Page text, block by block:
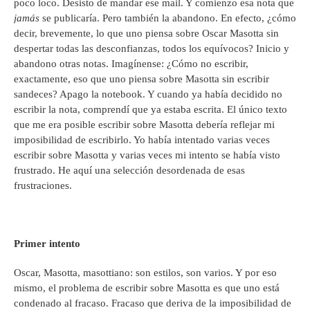
poco loco. Desisto de mandar ese mail. Y comienzo esa nota que
jamás se publicaría. Pero también la abandono. En efecto, ¿cómo
decir, brevemente, lo que uno piensa sobre Oscar Masotta sin
despertar todas las desconfianzas, todos los equívocos? Inicio y
abandono otras notas. Imagínense: ¿Cómo no escribir,
exactamente, eso que uno piensa sobre Masotta sin escribir
sandeces? Apago la notebook. Y cuando ya había decidido no
escribir la nota, comprendí que ya estaba escrita. El único texto
que me era posible escribir sobre Masotta debería reflejar mi
imposibilidad de escribirlo. Yo había intentado varias veces
escribir sobre Masotta y varias veces mi intento se había visto
frustrado. He aquí una selección desordenada de esas
frustraciones.
Primer intento
Oscar, Masotta, masottiano: son estilos, son varios. Y por eso
mismo, el problema de escribir sobre Masotta es que uno está
condenado al fracaso. Fracaso que deriva de la imposibilidad de